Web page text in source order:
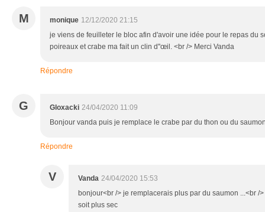
M monique 12/12/2020 21:15
je viens de feuilleter le bloc afin d'avoir une idée pour le repas du
poireaux et crabe ma fait un clin d''œil. <br /> Merci Vanda
Répondre
G Gloxacki 24/04/2020 11:09
Bonjour vanda puis je remplace le crabe par du thon ou du
Répondre
V Vanda 24/04/2020 15:53
bonjour<br /> je remplacerais plus par du saumon ...<br /
soit plus sec